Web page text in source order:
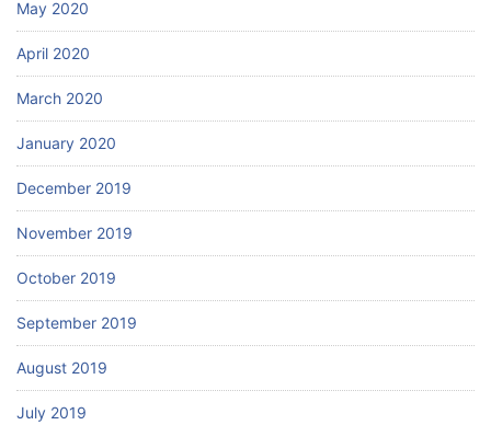
May 2020
April 2020
March 2020
January 2020
December 2019
November 2019
October 2019
September 2019
August 2019
July 2019